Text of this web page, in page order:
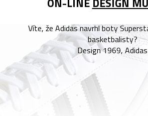
Víte, že Adidas navrhl boty
basketbalisty?
Design 1969, Adidas